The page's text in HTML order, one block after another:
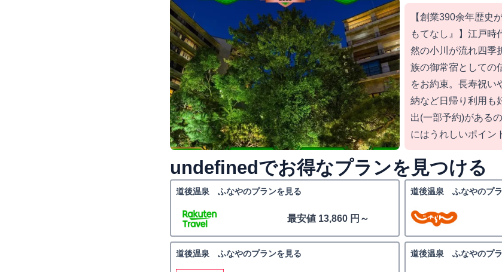
【創業390余年歴史
もてなし』】江戸時
然の小川が流れ四季
族の御常宿としての
をお約束。長寿祝い
納など日帰り利用も
出(一部予約)がある
にはうれしいポイン
undefinedでお得なプランを見つける
道後温泉 ふなやのプランを見る
最安値 13,860 円～
道後温泉 ふなやのプ
道後温泉 ふなやのプランを見る 道後温泉 ふなやのプ